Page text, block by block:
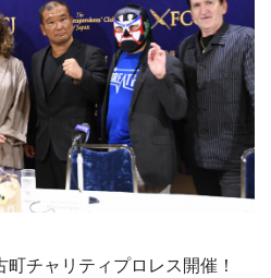
チャリティプロレス開催！